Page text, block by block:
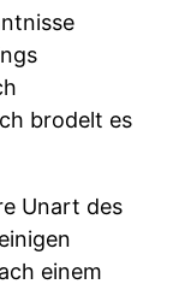
brodelt es
Unart des
einem